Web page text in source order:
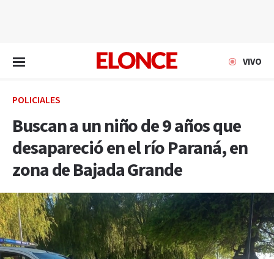
VIVO
POLICIALES
Buscan a un niño de 9 años que
desapareció en el río Paraná, en
zona de Bajada Grande